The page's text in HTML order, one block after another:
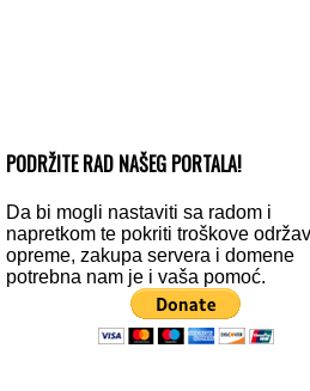
PODRŽITE RAD NAŠEG PORTALA!
Da bi mogli nastaviti sa radom i
napretkom te pokriti troškove
opreme, zakupa servera i domene
potrebna nam je i vaša pomoć.